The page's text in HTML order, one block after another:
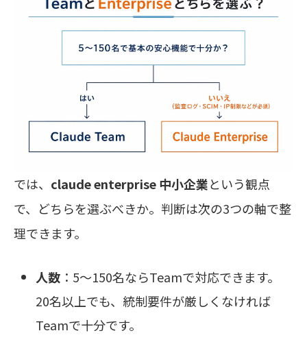
では、 claude enterprise 中小企業という観点
で、どちらを選ぶべきか。判断は次の3つの軸で整
理できます。
人数 ：5〜150名ならTeamで対応できます。
20名以上でも、統制要件が厳しくなければ
Teamで十分です。